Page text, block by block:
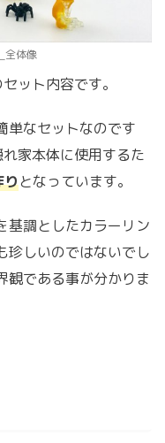
全体像
ット内容です。
単なセットなのです
家本体に使用するた
りとなっています。
基調としたカラーリン
珍しいのではないでし
観である事が分かりま